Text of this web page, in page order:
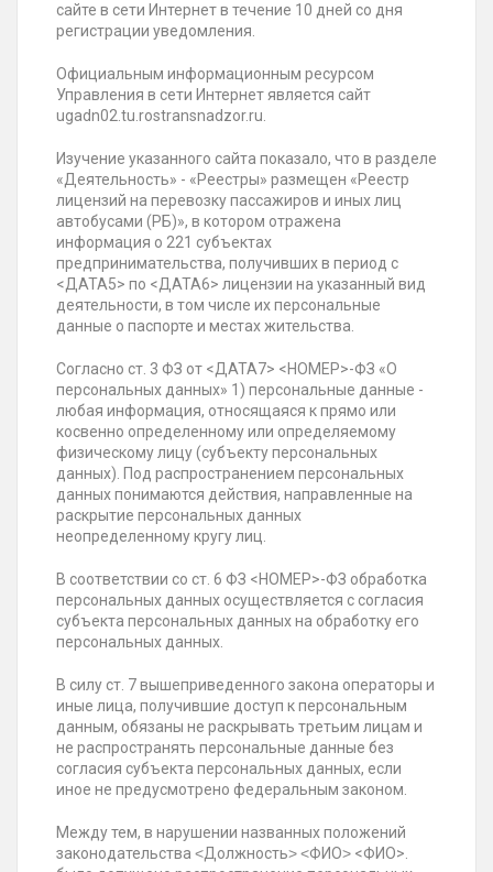
сайте в сети Интернет в течение 10 дней со дня
регистрации уведомления.
Официальным информационным ресурсом
Управления в сети Интернет является сайт
ugadn02.tu.rostransnadzor.ru.
Изучение указанного сайта показало, что в разделе
«Деятельность» - «Реестры» размещен «Реестр
лицензий на перевозку пассажиров и иных лиц
автобусами (РБ)», в котором отражена
информация о 221 субъектах
предпринимательства, получивших в период с
<ДАТА5> по <ДАТА6> лицензии на указанный вид
деятельности, в том числе их персональные
данные о паспорте и местах жительства.
Согласно ст. 3 ФЗ от <ДАТА7> <НОМЕР>-ФЗ «О
персональных данных» 1) персональные данные -
любая информация, относящаяся к прямо или
косвенно определенному или определяемому
физическому лицу (субъекту персональных
данных). Под распространением персональных
данных понимаются действия, направленные на
раскрытие персональных данных
неопределенному кругу лиц.
В соответствии со ст. 6 ФЗ <НОМЕР>-ФЗ обработка
персональных данных осуществляется с согласия
субъекта персональных данных на обработку его
персональных данных.
В силу ст. 7 вышеприведенного закона операторы и
иные лица, получившие доступ к персональным
данным, обязаны не раскрывать третьим лицам и
не распространять персональные данные без
согласия субъекта персональных данных, если
иное не предусмотрено федеральным законом.
Между тем, в нарушении названных положений
законодательства ˂Должность˃ ˂ФИО˃ <ФИО>.